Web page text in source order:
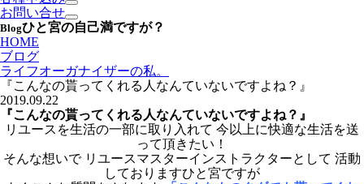
お問い合せ
Blogひと宮の自己満ですが？
HOME
ブログ
ライフオーガナイザーの私。
『こんなの貰ってくれる人なんていないですよね？』
2019.09.22
『こんなの貰ってくれる人なんていないですよね？』
リユースを生活の一部に取り入れて 今以上に快適な生活を送
って頂きたい！
そんな想いで リユースマスターインストラクターとして 活動
しておりますひと宮ですが